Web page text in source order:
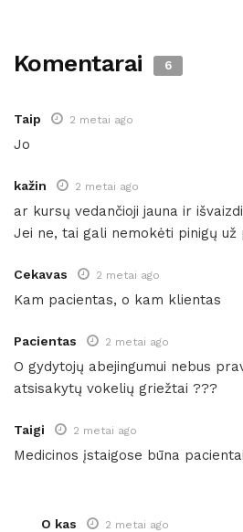
Komentarai 6
Taip 2 metai ago
Jo
kažin 2 metai ago
ar kursų vedančioji jauna ir
Jei ne, tai gali nemokėti pinigų už
Cekavas 2 metai ago
Kam pacientas, o kam klientas
Pacientas 2 metai ago
O gydytojų abejingumui nebus
atsisakytų vokelių griežtai ???
Taigi 2 metai ago
Medicinos įstaigose būna
O kas 2 metai ago